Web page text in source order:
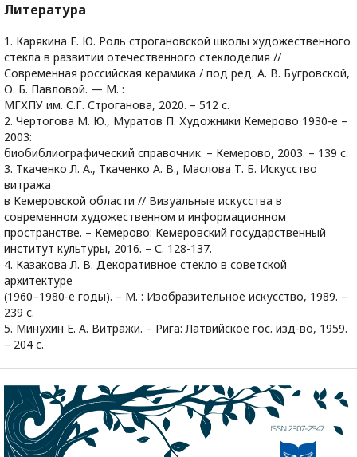
Литература
1. Карякина Е. Ю. Роль строгановской школы художественного
стекла в развитии отечественного стеклоделия //
Современная российская керамика / под ред. А. В. Бугровской,
О. Б. Павловой. — М. :
МГХПУ им. С.Г. Строганова, 2020. – 512 с.
2. Чертогова М. Ю., Муратов П. Художники Кемерово 1930-е –
2003:
биобиблиографический справочник. – Кемерово, 2003. – 139 с.
3. Ткаченко Л. А., Ткаченко А. В., Маслова Т. Б. Искусство
витража
в Кемеровской области // Визуальные искусства в
современном художественном и информационном
пространстве. – Кемерово: Кемеровский государственный
институт культуры, 2016. – С. 128-137.
4. Казакова Л. В. Декоративное стекло в советской
архитектуре
(1960–1980-е годы). – М. : Изобразительное искусство, 1989. –
239 с.
5. Минухин Е. А. Витражи. – Рига: Латвийское гос. изд-во, 1959.
– 204 с.